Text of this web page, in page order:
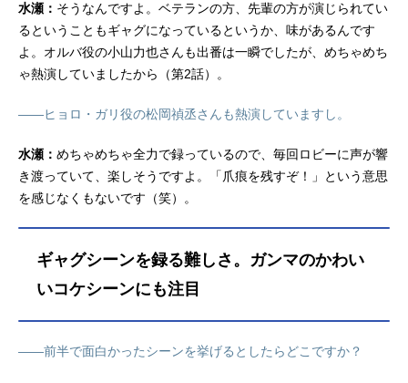
水瀬： そうなんですよ。ベテランの方、先輩の方が演じられてい
るということもギャグになっているというか、味があるんです
よ。オルバ役の小山力也さんも出番は一瞬でしたが、めちゃめち
ゃ熱演していましたから（第2話）。
――ヒョロ・ガリ役の松岡禎丞さんも熱演していますし。
水瀬： めちゃめちゃ全力で録っているので、毎回ロビーに声が響
き渡っていて、楽しそうですよ。「爪痕を残すぞ！」という意思
を感じなくもないです（笑）。
ギャグシーンを録る難しさ。ガンマのかわい
いコケシーンにも注目
――前半で面白かったシーンを挙げるとしたらどこですか？